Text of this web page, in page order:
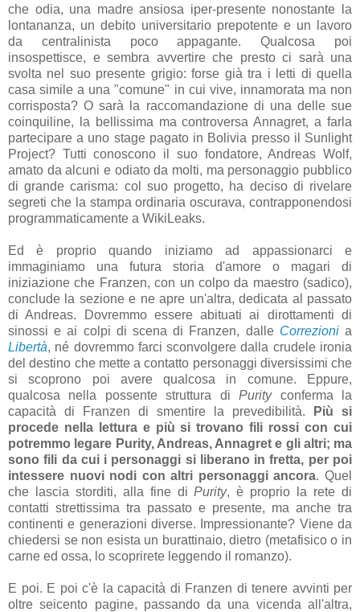
che odia, una madre ansiosa iper-presente nonostante la
lontananza, un debito universitario prepotente e un lavoro
da centralinista poco appagante. Qualcosa poi
insospettisce, e sembra avvertire che presto ci sarà una
svolta nel suo presente grigio: forse già tra i letti di quella
casa simile a una "comune" in cui vive, innamorata ma non
corrisposta? O sarà la raccomandazione di una delle sue
coinquiline, la bellissima ma controversa Annagret, a farla
partecipare a uno stage pagato in Bolivia presso il Sunlight
Project? Tutti conoscono il suo fondatore, Andreas Wolf,
amato da alcuni e odiato da molti, ma personaggio pubblico
di grande carisma: col suo progetto, ha deciso di rivelare
segreti che la stampa ordinaria oscurava, contrapponendosi
programmaticamente a WikiLeaks.
Ed è proprio quando iniziamo ad appassionarci e
immaginiamo una futura storia d'amore o magari di
iniziazione che Franzen, con un colpo da maestro (sadico),
conclude la sezione e ne apre un'altra, dedicata al passato
di Andreas. Dovremmo essere abituati ai dirottamenti di
sinossi e ai colpi di scena di Franzen, dalle Correzionia
Libertà, né dovremmo farci sconvolgere dalla crudele ironia
del destino che mette a contatto personaggi diversissimi che
si scoprono poi avere qualcosa in comune. Eppure,
qualcosa nella possente struttura diPurityconferma la
capacità di Franzen di smentire la prevedibilità.
Più si
procede nella lettura e più si trovano fili rossi con cui
potremmo legare Purity, Andreas, Annagret e gli altri; ma
sono fili da cui i personaggi si liberano in fretta, per poi
intessere nuovi nodi con altri personaggi ancora. Quel
che lascia storditi, alla fine diPurity, è proprio la rete di
contatti strettissima tra passato e presente, ma anche tra
continenti e generazioni diverse. Impressionante? Viene da
chiedersi se non esista un burattinaio, dietro (metafisico o in
carne ed ossa, lo scoprirete leggendo il romanzo).
E poi. E poi c'è la capacità di Franzen di tenere avvinti per
oltre seicento pagine, passando da una vicenda all'altra,